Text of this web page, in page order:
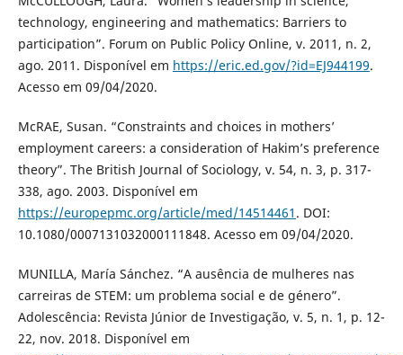
technology, engineering and mathematics: Barriers to
participation”. Forum on Public Policy Online, v. 2011, n. 2,
ago. 2011. Disponível em https://eric.ed.gov/?id=EJ944199.
Acesso em 09/04/2020.
McRAE, Susan. “Constraints and choices in mothers’
employment careers: a consideration of Hakim’s preference
theory”. The British Journal of Sociology, v. 54, n. 3, p. 317-
338, ago. 2003. Disponível em
https://europepmc.org/article/med/14514461 . DOI:
10.1080/0007131032000111848. Acesso em 09/04/2020.
MUNILLA, María Sánchez. “A ausência de mulheres nas
carreiras de STEM: um problema social e de género”.
Adolescência: Revista Júnior de Investigação, v. 5, n. 1, p. 12-
22, nov. 2018. Disponível em